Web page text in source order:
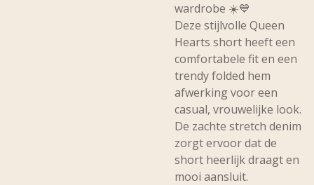
wardrobe ☀️💙
Deze stijlvolle Queen
Hearts short heeft een
comfortabele fit en een
trendy folded hem
afwerking voor een
casual, vrouwelijke look.
De zachte stretch denim
zorgt ervoor dat de
short heerlijk draagt en
mooi aansluit.